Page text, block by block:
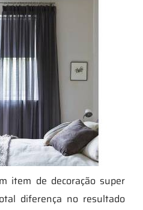
item de decoração super
diferença no resultado